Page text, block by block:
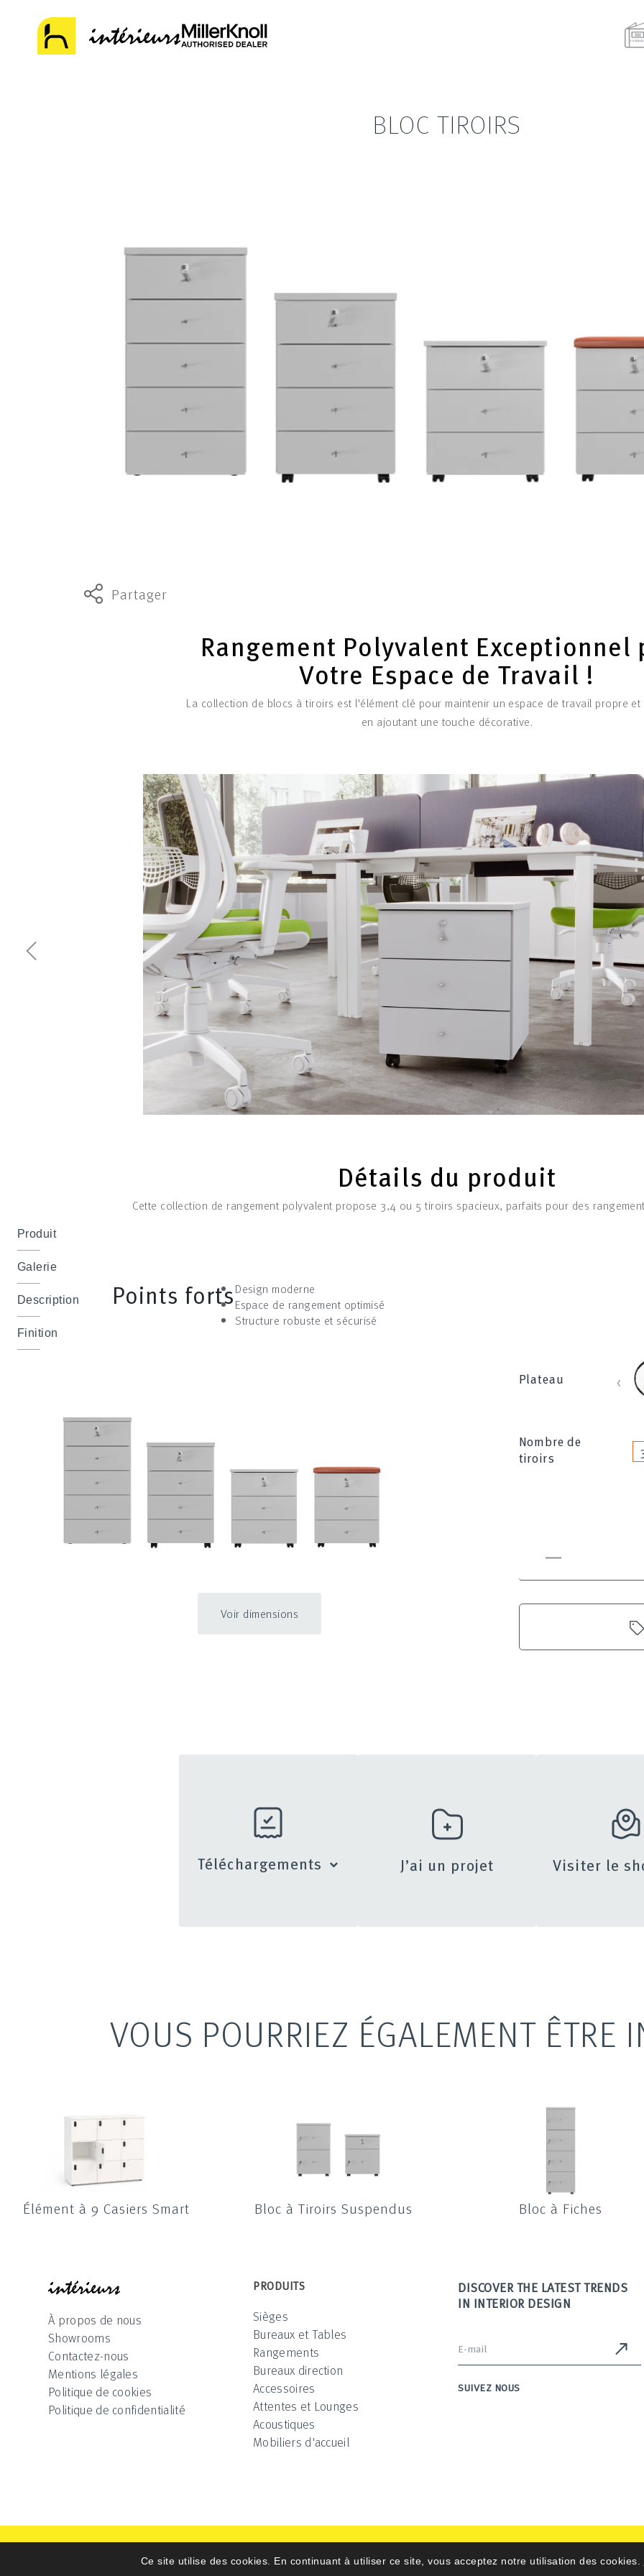
Produit
Galerie
Description
Finition
BLOC TIROIRS
Partager
Rangement Polyvalent Exceptionnel
Votre Espace de Travail !
La collection de blocs à tiroirs est l'élément clé pour maintenir un espace de travail propre
en ajoutant une touche décorative.
Détails du produit
Cette collection de rangement polyvalent propose 3,4 ou 5 tiroirs spacieux, parfaits pour des
Points fortsDesign moderne
Espace de rangement optimisé
Structure robuste et sécurisé
Voir dimensions
Plateau ‹
Nombre de
tiroirs
Téléchargements J’ai un projet Visiter le
VOUS POURRIEZ ÉGALEMENT ÊTRE
Élément à 9 Casiers Smart Bloc à Tiroirs Suspendus Bloc à Fiches
À propos de nous
Showrooms
Contactez-nous
Mentions légales
Politique de cookies
Politique de confidentialité
PRODUITS
Sièges
Bureaux et Tables
Rangements
Bureaux direction
Accessoires
Attentes et Lounges
Acoustiques
Mobiliers d'accueil
DISCOVER THE LATEST TRENDS
IN INTERIOR DESIGN
SUIVEZ NOUS
Ce site utilise des cookies. En continuant à utiliser ce site, vous acceptez notre utilisation des cookies.
Intérieurs 2025 © All Rights Reserved